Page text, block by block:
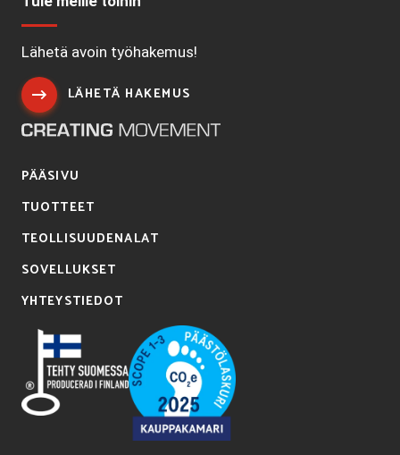
Lähetä avoin työhakemus!
LÄHETÄ HAKEMUS
PÄÄSIVU
TUOTTEET
TEOLLISUUDENALAT
SOVELLUKSET
YHTEYSTIEDOT